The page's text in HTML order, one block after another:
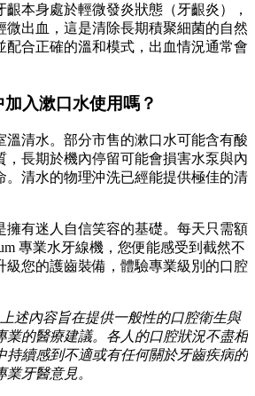
本身處於輕微發炎狀態（牙齦炎），
微出血，這是清除長期積聚細菌的自然
配合正確的溫和模式，出血情況通常會
入漱口水使用嗎？
溫清水。部分市售的漱口水可能含有酸
，長期於機內停留可能會損害水泵與內
。清水的物理沖洗已經能提供極佳的清
擁有迷人自信笑容的基礎。每天只需額
專業水牙線機，您便能感受到截然不
級您的護齒裝備，體驗專業級別的口腔
述內容旨在提供一般性的口腔衛生與
業的醫療建議。各人的口腔狀況不盡相
持續感到不適或有任何關於牙齒疾病的
牙醫意見。